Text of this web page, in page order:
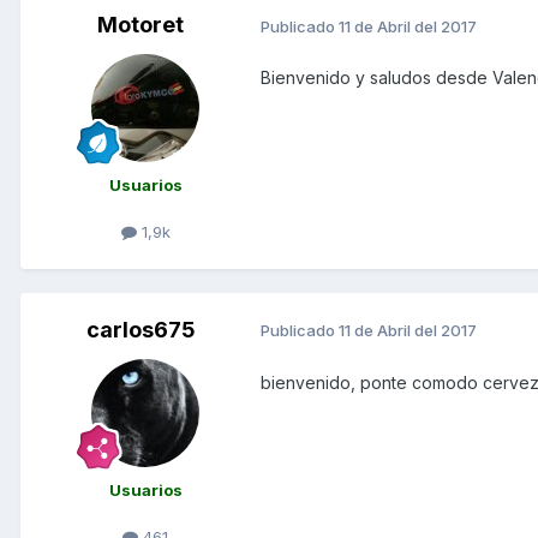
Motoret
Usuarios
1,9k
Publicado 11 de Abril del 2017
Bienvenido y saludos desde
carlos675
Usuarios
Publicado 11 de Abril del 2017
bienvenido, ponte comodo